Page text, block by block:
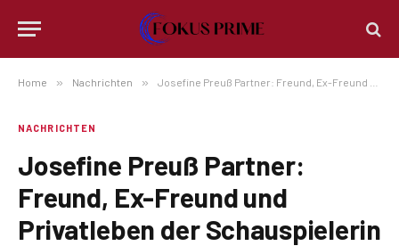
Home » Nachrichten » Josefine Preuß Partner: Freund, Ex-Freund und Privatleben der Schauspielerin
NACHRICHTEN
Josefine Preuß Partner:
Freund, Ex-Freund und
Privatleben der Schauspielerin